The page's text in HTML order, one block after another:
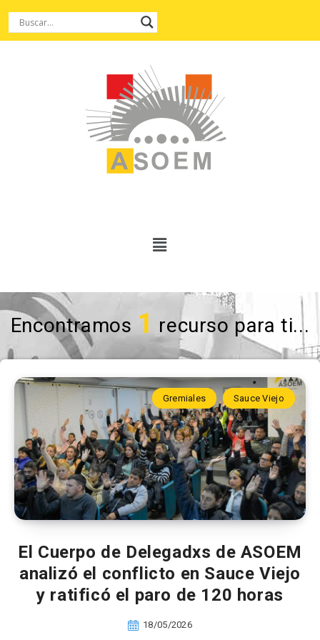
Encontramos 1 recurso para ti...
Gremiales Sauce Viejo
El Cuerpo de Delegadxs de ASOEM
analizó el conflicto en Sauce Viejo
y ratificó el paro de 120 horas
18/05/2026